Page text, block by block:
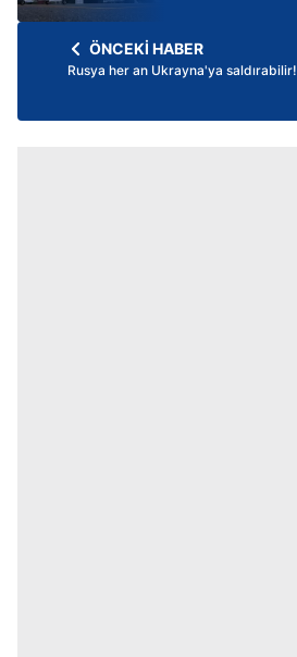
ÖNCEKİ HABER
Rusya her an Ukrayna'ya saldırabilir!